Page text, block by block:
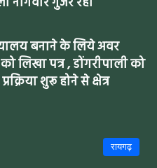
बनाने के लिये अवर
लिखा पत्र , डोंगरीपाली को
शुरू होने से क्षेत्र
रायगढ़